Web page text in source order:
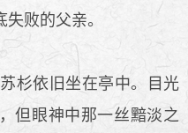
败的父亲。
杉依旧坐在亭中。目光
但眼神中那一丝黯淡之